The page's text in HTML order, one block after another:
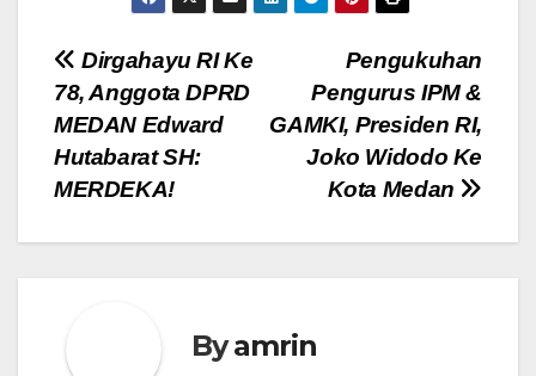
Navigasi
pos
Pengukuhan
Pengurus IPM &
GAMKI, Presiden RI,
Joko Widodo Ke
Kota Medan
Dirgahayu RI Ke
78, Anggota DPRD
MEDAN Edward
Hutabarat SH:
MERDEKA!
Byamrin